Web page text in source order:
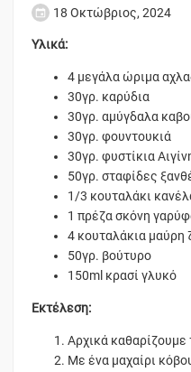
18 Οκτώβριος, 2024
Υλικά:
4 μεγάλα ώριμα
30γρ. καρύδια
30γρ. αμύγδαλα
30γρ. φουντουκιά
30γρ. φυστίκια
50γρ. σταφίδες
1/3 κουταλάκι
1 πρέζα σκόνη
4 κουταλάκια μαύρη
50γρ. βούτυρο
150ml κρασί γλυκό
Εκτέλεση:
Αρχικά
Με ένα μαχαίρι